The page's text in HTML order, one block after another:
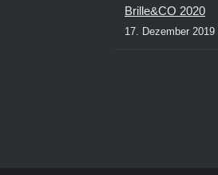
Brille&CO 2020
17. Dezember 2019